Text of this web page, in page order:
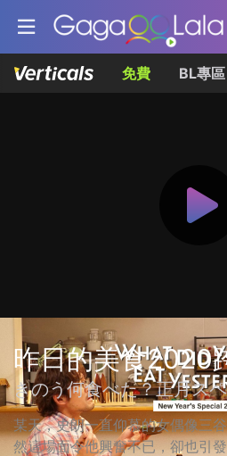
免費 BL專區
昨日的美食2020
きのう何食べた？正月ス
某天，史朗一直仰慕的女偶像三
然這場面令他興奮不已，卻也引